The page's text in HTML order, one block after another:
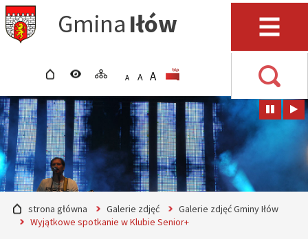
Przejdź do głównego
menu
Przejdź do treści
Przejdź do wyszukiwarki
Przejdź do mapy serwisu
Gmina Iłów Menu
strona głównawersja kontrastowa
mapa serwisu
APOMNIEJSZ CZCIONKĘ
A STANDARDOWY ROZMIAR
A POWIĘKSZ CZCIONKĘ
rozmiar czcionki
strona główna Galerie zdjęć
Galerie zdjęć Gminy Iłów
Wyjątkowe spotkanie w Klubie Senior+